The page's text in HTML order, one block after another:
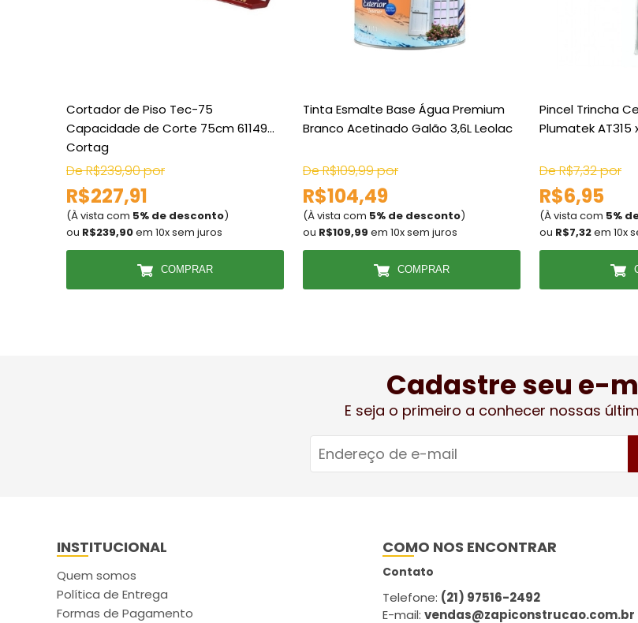
Cortador de Piso Tec-75
Capacidade de Corte 75cm 61149
Cortag
De R$239,90 por
R$227,91
(À vista com 5% de desconto)
ou R$239,90em 10x sem juros
COMPRAR
Tinta Esmalte Base Água Premium
Branco Acetinado Galão 3,6L Leolac
De R$109,99 por
R$104,49
(À vista com 5% de desconto)
ou R$109,99 em 10x sem juros
COMPRAR
Pincel Trincha
Plumatek AT315
De R$7,32 por
R$6,95
(À vista com 5%
ou R$7,32em 10x
Cadastre seu e-
E seja o primeiro a conhecer nossas
INSTITUCIONAL
Quem somos
Política de Entrega
Formas de Pagamento
COMO NOS ENCONTRAR
Contato
Telefone: (21) 97516-2492
E-mail:vendas@zapiconstrucao.com.br